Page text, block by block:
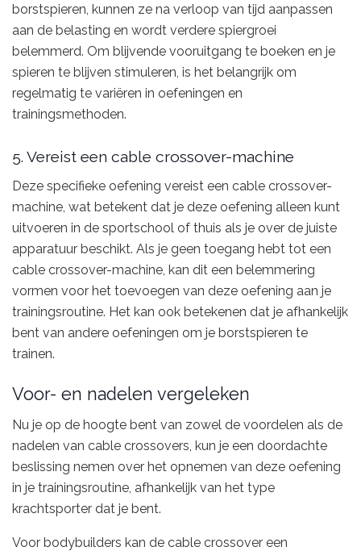
borstspieren, kunnen ze na verloop van tijd aanpassen
aan de belasting en wordt verdere spiergroei
belemmerd. Om blijvende vooruitgang te boeken en je
spieren te blijven stimuleren, is het belangrijk om
regelmatig te variëren in oefeningen en
trainingsmethoden.
5. Vereist een cable crossover-machine
Deze specifieke oefening vereist een cable crossover-
machine, wat betekent dat je deze oefening alleen kunt
uitvoeren in de sportschool of thuis als je over de juiste
apparatuur beschikt. Als je geen toegang hebt tot een
cable crossover-machine, kan dit een belemmering
vormen voor het toevoegen van deze oefening aan je
trainingsroutine. Het kan ook betekenen dat je afhankelijk
bent van andere oefeningen om je borstspieren te
trainen.
Voor- en nadelen vergeleken
Nu je op de hoogte bent van zowel de voordelen als de
nadelen van cable crossovers, kun je een doordachte
beslissing nemen over het opnemen van deze oefening
in je trainingsroutine, afhankelijk van het type
krachtsporter dat je bent.
Voor bodybuilders kan de cable crossover een